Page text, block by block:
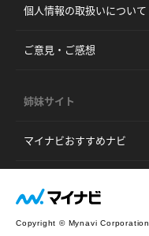
個人情報の取扱いについて
ご意見・ご感想
姉妹サイト
マイナビおすすめナビ
Copyright © Mynavi Corporation